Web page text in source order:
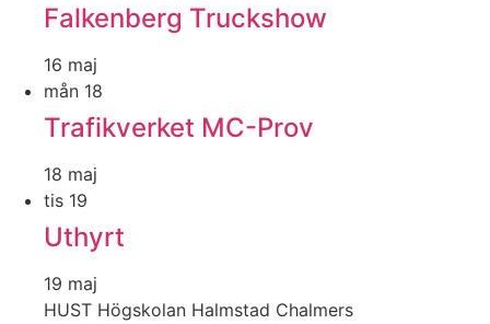
Falkenberg Truckshow
16 maj
mån 18
Trafikverket MC-Prov
18 maj
tis 19
Uthyrt
19 maj
HUST Högskolan Halmstad Chalmers